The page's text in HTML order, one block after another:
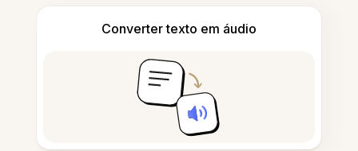
Converter texto em áudio